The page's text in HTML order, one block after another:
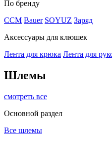
По бренду
CCM Bauer SOYUZ Заряд
Аксессуары для клюшек
Лента для крюка Лента для
Шлемы
смотреть все
Основной раздел
Все шлемы